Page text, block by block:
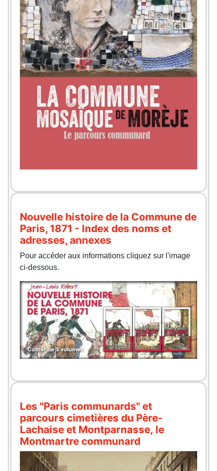
Nouvelle histoire de la Commune de
Paris, 1871 - Index des noms et
adresses, annexes
Pour accéder aux informations cliquez sur l'image
ci-dessous.
Les "Paris communards" et
parcours cimetières du Père-
Lachaise et Montparnasse, le
Montmartre communard